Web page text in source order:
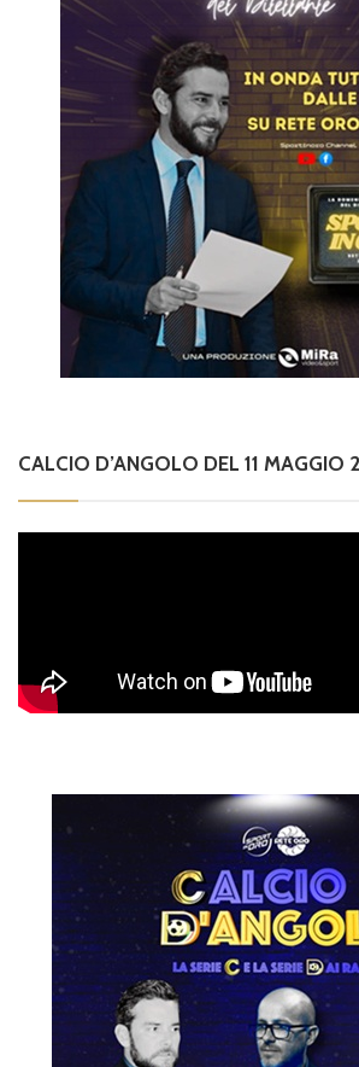
CALCIO D’ANGOLO DEL 11 MAGGIO